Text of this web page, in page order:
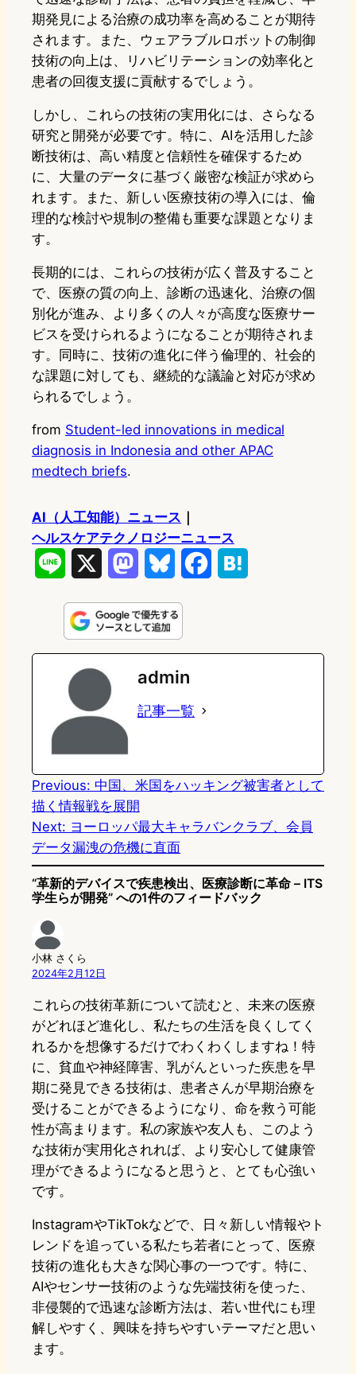
期発見による治療の成功率を高めることが期待
されます。また、ウェアラブルロボットの制御
技術の向上は、リハビリテーションの効率化と
患者の回復支援に貢献するでしょう。
しかし、これらの技術の実用化には、さらなる
研究と開発が必要です。特に、AIを活用した診
断技術は、高い精度と信頼性を確保するため
に、大量のデータに基づく厳密な検証が求めら
れます。また、新しい医療技術の導入には、倫
理的な検討や規制の整備も重要な課題となりま
す。
長期的には、これらの技術が広く普及すること
で、医療の質の向上、診断の迅速化、治療の個
別化が進み、より多くの人々が高度な医療サー
ビスを受けられるようになることが期待されま
す。同時に、技術の進化に伴う倫理的、社会的
な課題に対しても、継続的な議論と対応が求め
られるでしょう。
from Student-led innovations in medical
diagnosis in Indonesia and other APAC
medtech briefs.
AI（人工知能）ニュース
ヘルスケアテクノロジーニュース
n
e
s
t
o
d
n
u
e
s
k
e
k
e
admin
記事一覧
Previous: 中国、米国をハッキング被害者として
描く情報戦を展開
Next: ヨーロッパ最大キャラバンクラブ、会員
データ漏洩の危機に直面
“革新的デバイスで疾患検出、医療診断に革命 – ITS
学生らが開発” への1件のフィードバック
小林 さくら
2024年2月12日
これらの技術革新について読むと、未来の医療
がどれほど進化し、私たちの生活を良くしてく
れるかを想像するだけでわくわくしますね！特
に、貧血や神経障害、乳がんといった疾患を早
期に発見できる技術は、患者さんが早期治療を
受けることができるようになり、命を救う可能
性が高まります。私の家族や友人も、このよう
な技術が実用化されれば、より安心して健康管
理ができるようになると思うと、とても心強い
です。
InstagramやTikTokなどで、日々新しい情報やト
レンドを追っている私たち若者にとって、医療
技術の進化も大きな関心事の一つです。特に、
AIやセンサー技術のような先端技術を使った、
非侵襲的で迅速な診断方法は、若い世代にも理
解しやすく、興味を持ちやすいテーマだと思い
ます。